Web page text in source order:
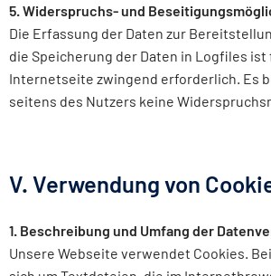
5. Widerspruchs- und
Die Erfassung der Daten zur
die Speicherung der Daten in Logfiles
Internetseite zwingend erforderlich. Es
seitens des Nutzers keine
V. Verwendung von
1. Beschreibung und Umfang der
Unsere Webseite verwendet Cookies.